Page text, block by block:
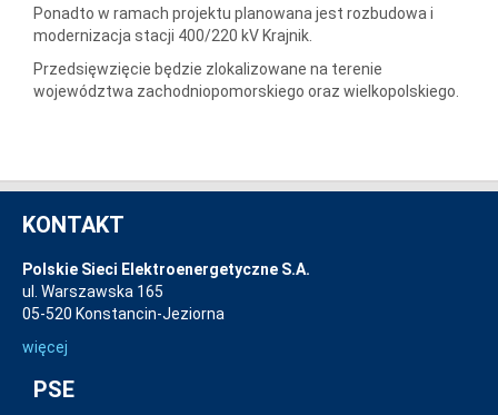
Ponadto w ramach projektu planowana jest rozbudowa i
modernizacja stacji 400/220 kV Krajnik.
Przedsięwzięcie będzie zlokalizowane na terenie
województwa zachodniopomorskiego oraz wielkopolskiego.
KONTAKT
Polskie Sieci Elektroenergetyczne S.A.
ul. Warszawska 165
05-520 Konstancin-Jeziorna
więcej
PSE